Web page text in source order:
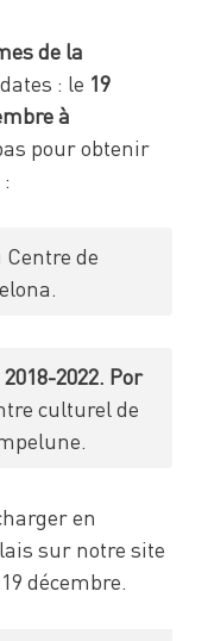
de la
: le 19
à
pour obtenir
Centre de
2022. Por
culturel de
en
sur notre site
décembre.